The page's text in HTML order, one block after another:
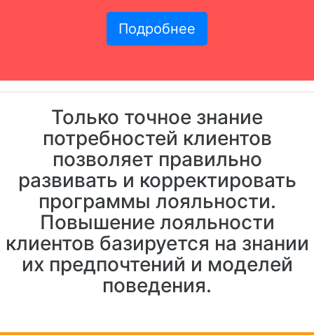
Подробнее
Только точное знание
потребностей клиентов
позволяет правильно
развивать и корректировать
программы лояльности.
Повышение лояльности
клиентов базируется на знании
их предпочтений и моделей
поведения.